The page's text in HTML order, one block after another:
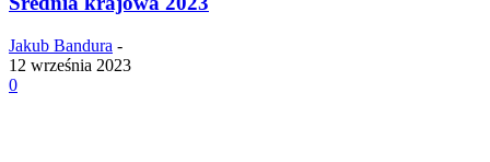
Jakub Bandura -
12 września 2023
0